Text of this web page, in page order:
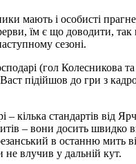
мають і особисті
їм є що доводити,
сезоні.
(гол Колесникова
підійшов до гри з
кілька стандартів від
– вони досить
в останню
влучив у дальній кут.